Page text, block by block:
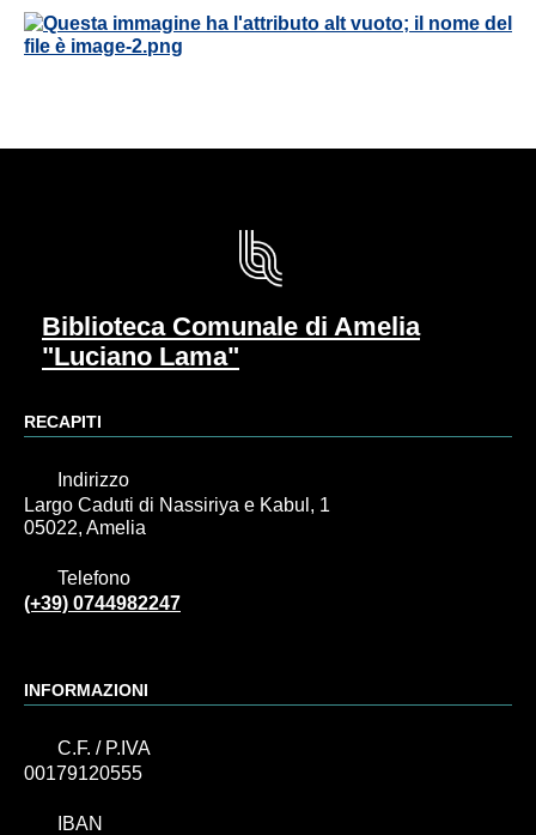
Biblioteca Comunale di Amelia
"Luciano Lama"
RECAPITI
Indirizzo
Largo Caduti di Nassiriya e Kabul, 1
05022, Amelia
Telefono
(+39) 0744982247
INFORMAZIONI
C.F. / P.IVA
00179120555
IBAN